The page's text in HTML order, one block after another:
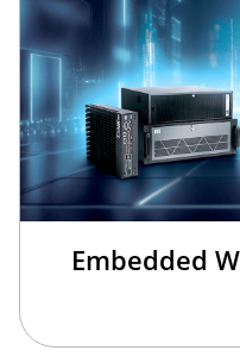
Embedded